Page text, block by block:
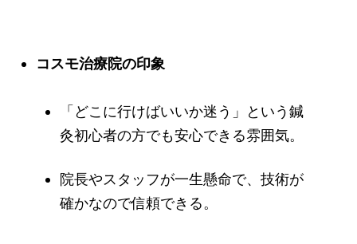
コスモ治療院の印象
「どこに行けばいいか迷う」という鍼
灸初心者の方でも安心できる雰囲気。
院長やスタッフが一生懸命で、技術が
確かなので信頼できる。